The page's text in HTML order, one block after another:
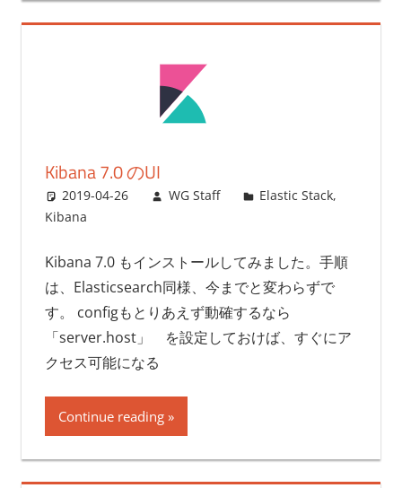
Kibana 7.0 のUI
2019-04-26 WG Staff Elastic Stack,
Kibana
Kibana 7.0 もインストールしてみました。手順
は、Elasticsearch同様、今までと変わらずで
す。 configもとりあえず動確するなら
「server.host」 を設定しておけば、すぐにア
クセス可能になる
Continue reading